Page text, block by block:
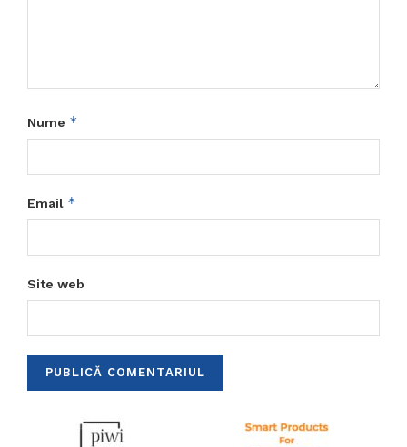
Nume *
Email *
Site web